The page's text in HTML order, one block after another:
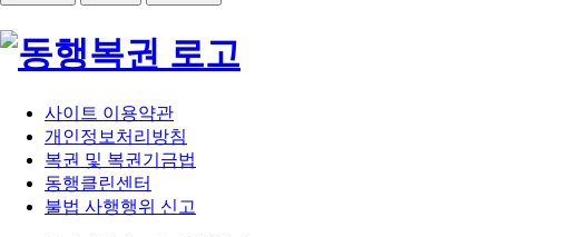
사이트 이용약관
개인정보처리방침
복권 및 복권기금법
동행클린센터
불법 사행행위 신고